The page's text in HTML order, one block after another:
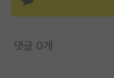
반도체 아카데미
댓글 0개